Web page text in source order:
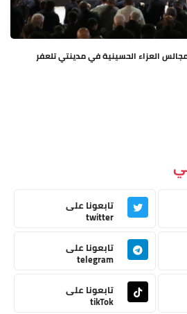
العزاء الحسينية في مدينتي تلعفر
تابعونا على
twitter
تابعونا على
telegram
تابعونا على
tikTok